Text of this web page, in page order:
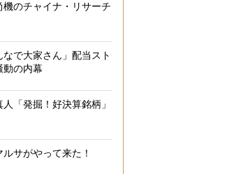
機のチャイナ・リサーチ
なで大家さん」配当スト
動の内幕
人「発掘！好決算銘柄」
ルサがやって来た！